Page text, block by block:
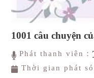
1001 câu chuyện
Phát thanh viên：
Thời gian phát